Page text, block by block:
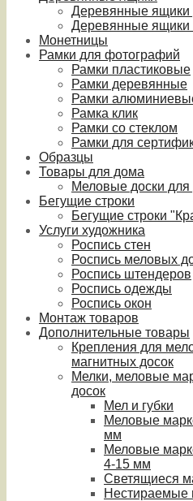
Деревянные ящики
Деревянные ящики
Монетницы
Рамки для фотографий
Рамки пластиковые
Рамки деревянные
Рамки
Рамка клик
Рамки со стеклом
Рамки для
Образцы
Товары для дома
Меловые доски для
Бегущие строки
Бегущие строки
Услуги художника
Роспись стен
Роспись меловых
Роспись штендеров
Роспись одежды
Роспись окон
Монтаж товаров
Дополнительные товары
Крепления для
магнитных досок
Мелки, меловые
досок
Мел и губки
Меловые
мм
Меловые
4-15 мм
Светящиеся
Нестираемые